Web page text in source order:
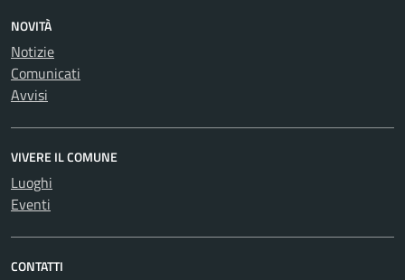
NOVITÀ
Notizie
Comunicati
Avvisi
VIVERE IL COMUNE
Luoghi
Eventi
CONTATTI